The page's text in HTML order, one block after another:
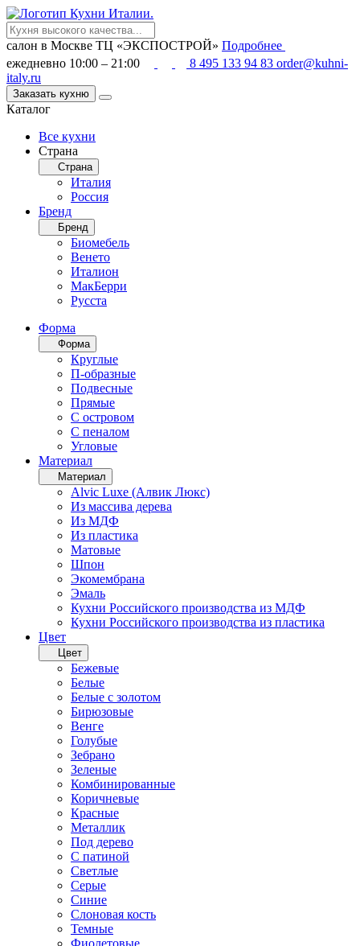
салон в Москве ТЦ «ЭКСПОСТРОЙ» Подробнее
ежедневно 10:00 – 21:00
8 495 133 94 83 order@kuhni-
italy.ru
Заказать кухню
Каталог
Все кухни
Страна
Страна
Италия
Россия
Бренд
Бренд
Биомебель
Венето
Италион
МакБерри
Русста
Форма
Форма
Круглые
П-образные
Подвесные
Прямые
С островом
С пеналом
Угловые
Материал
Материал
Alvic Luxe (Алвик Люкс)
Из массива дерева
Из МДФ
Из пластика
Матовые
Шпон
Экомембрана
Эмаль
Кухни Российского производства из МДФ
Кухни Российского производства из пластика
Цвет
Цвет
Бежевые
Белые
Белые с золотом
Бирюзовые
Венге
Голубые
Зебрано
Зеленые
Комбинированные
Коричневые
Красные
Металлик
Под дерево
С патиной
Светлые
Серые
Синие
Слоновая кость
Темные
Фиолетовые